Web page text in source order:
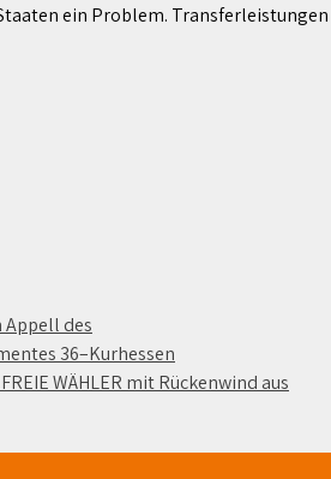
ein Problem. Transferleistungen
Appell des
36–Kurhessen
WÄHLER mit Rückenwind aus